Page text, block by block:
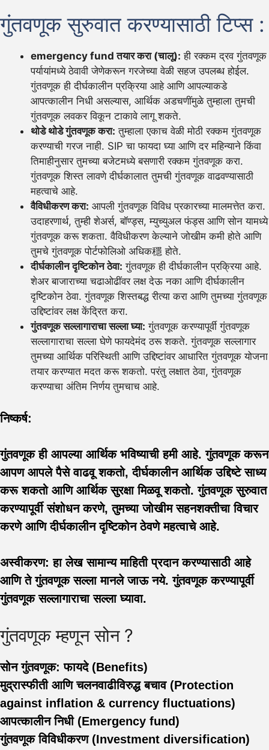
गुंतवणूक सुरुवात करण्यासाठी टिप्स :
emergency fund तयार करा (चालू): ही रक्कम द्रव गुंतवणूक
पर्यायांमध्ये ठेवावी जेणेकरून गरजेच्या वेळी सहज उपलब्ध होईल.
गुंतवणूक ही दीर्घकालीन प्रक्रिया आहे आणि आपल्याकडे
आपत्कालीन निधी असल्यास, आर्थिक अडचणींमुळे तुम्हाला तुमची
गुंतवणूक लवकर विकून टाकावे लागू शकते.
थोडे थोडे गुंतवणूक करा: तुम्हाला एकाच वेळी मोठी रक्कम गुंतवणूक
करण्याची गरज नाही. SIP चा फायदा घ्या आणि दर महिन्याने किंवा
तिमाहीनुसार तुमच्या बजेटमध्ये बसणारी रक्कम गुंतवणूक करा.
गुंतवणूक शिस्त लावणे दीर्घकालात तुमची गुंतवणूक वाढवण्यासाठी
महत्वाचे आहे.
वैविधीकरण करा: आपली गुंतवणूक विविध प्रकारच्या मालमत्तेत करा.
उदाहरणार्थ, तुम्ही शेअर्स, बॉण्ड्स, म्युच्युअल फंड्स आणि सोन यामध्ये
गुंतवणूक करू शकता. वैविधीकरण केल्याने जोखीम कमी होते आणि
तुमचे गुंतवणूक पोर्टफोलिओ अधिक穩 होते.
दीर्घकालीन दृष्टिकोन ठेवा: गुंतवणूक ही दीर्घकालीन प्रक्रिया आहे.
शेअर बाजाराच्या चढाओढींवर लक्ष देऊ नका आणि दीर्घकालीन
दृष्टिकोन ठेवा. गुंतवणूक शिस्तबद्ध रीत्या करा आणि तुमच्या गुंतवणूक
उद्दिष्टांवर लक्ष केंद्रित करा.
गुंतवणूक सल्लागाराचा सल्ला घ्या: गुंतवणूक करण्यापूर्वी गुंतवणूक
सल्लागाराचा सल्ला घेणे फायदेमंद ठरू शकते. गुंतवणूक सल्लागार
तुमच्या आर्थिक परिस्थिती आणि उद्दिष्टांवर आधारित गुंतवणूक योजना
तयार करण्यात मदत करू शकतो. परंतु लक्षात ठेवा, गुंतवणूक
करण्याचा अंतिम निर्णय तुमचाच आहे.
निष्कर्ष:
गुंतवणूक ही आपल्या आर्थिक भविष्याची हमी आहे. गुंतवणूक करून
आपण आपले पैसे वाढवू शकतो, दीर्घकालीन आर्थिक उद्दिष्टे साध्य
करू शकतो आणि आर्थिक सुरक्षा मिळवू शकतो. गुंतवणूक सुरुवात
करण्यापूर्वी संशोधन करणे, तुमच्या जोखीम सहनशक्तीचा विचार
करणे आणि दीर्घकालीन दृष्टिकोन ठेवणे महत्वाचे आहे.
अस्वीकरण: हा लेख सामान्य माहिती प्रदान करण्यासाठी आहे
आणि ते गुंतवणूक सल्ला मानले जाऊ नये. गुंतवणूक करण्यापूर्वी
गुंतवणूक सल्लागाराचा सल्ला घ्यावा.
गुंतवणूक म्हणून सोन ?
सोन गुंतवणूक: फायदे (Benefits)
मुद्रास्फीती आणि चलनवाढीविरुद्ध बचाव (Protection
against inflation & currency fluctuations)
आपत्कालीन निधी (Emergency fund)
गुंतवणूक विविधीकरण (Investment diversification)